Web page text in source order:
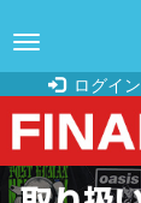
navigation
ログイン